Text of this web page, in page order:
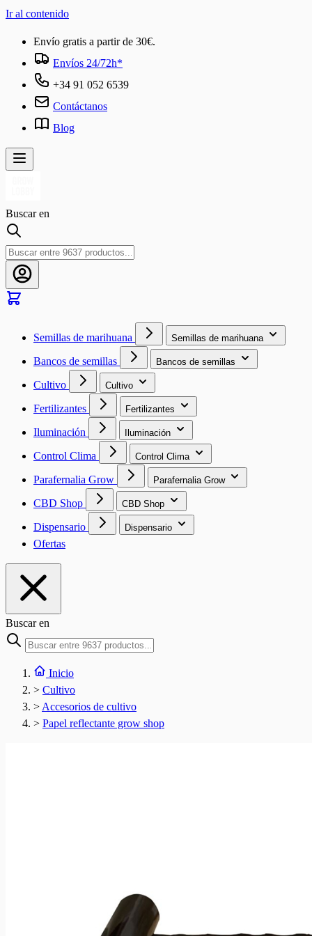
Ir al contenido
Envío gratis a partir de 30€.
Envíos 24/72h*
+34 91 052 6539
Contáctanos
Blog
Buscar en
Semillas de marihuana Semillas de marihuana
Bancos de semillas Bancos de semillas
Cultivo Cultivo
Fertilizantes Fertilizantes
Iluminación Iluminación
Control Clima Control Clima
Parafernalia Grow Parafernalia Grow
CBD Shop CBD Shop
Dispensario Dispensario
Ofertas
Buscar en
Inicio
> Cultivo
> Accesorios de cultivo
> Papel reflectante grow shop